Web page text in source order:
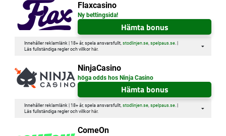
Flaxcasino
Ny bettingsida!
Hämta bonus
Innehåller reklamlänk | 18+ år, spela ansvarsfullt, stodlinjen.se, spelpaus.se. |
Läs fullständiga regler och villkor här.
NinjaCasino
höga odds hos Ninja Casino
Hämta bonus
Innehåller reklamlänk | 18+ år, spela ansvarsfullt, stodlinjen.se, spelpaus.se. |
Läs fullständiga regler och villkor här.
ComeOn